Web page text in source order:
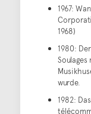
1967:
1968)
1980:
wurde.
1982: